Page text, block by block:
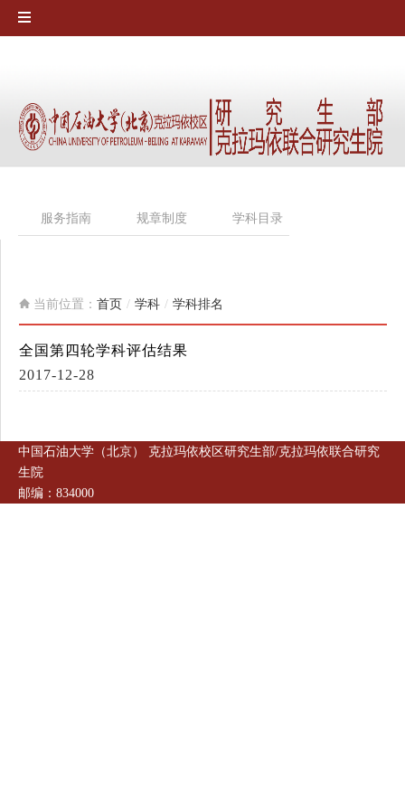
服务指南 规章制度 学科目录
当前位置： 首页 / 学科 / 学科排名
全国第四轮学科评估结果
2017-12-28
中国石油大学（北京） 克拉玛依校区研究生部/克拉玛依联合研究
生院
邮编：834000